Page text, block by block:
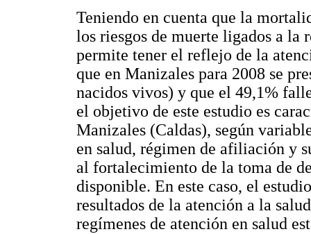
Teniendo en cuenta que la
los riesgos de muerte ligados a la
permite tener el reflejo de la
que en Manizales para 2008 se
nacidos vivos) y que el 49,1%
el objetivo de este estudio es
Manizales (Caldas), según
en salud, régimen de afiliación y
al fortalecimiento de la toma de
disponible. En este caso, el
resultados de la atención a la
regímenes de atención en salud